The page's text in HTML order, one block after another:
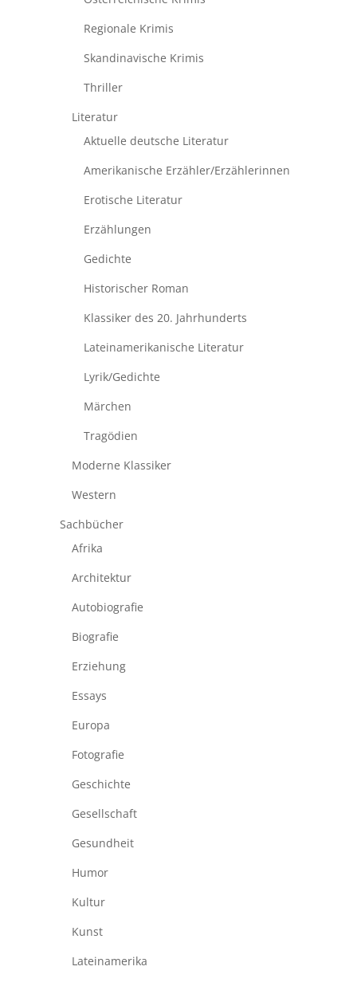
Regionale Krimis
Skandinavische Krimis
Thriller
Literatur
Aktuelle deutsche Literatur
Amerikanische Erzähler/Erzählerinnen
Erotische Literatur
Erzählungen
Gedichte
Historischer Roman
Klassiker des 20. Jahrhunderts
Lateinamerikanische Literatur
Lyrik/Gedichte
Märchen
Tragödien
Moderne Klassiker
Western
Sachbücher
Afrika
Architektur
Autobiografie
Biografie
Erziehung
Essays
Europa
Fotografie
Geschichte
Gesellschaft
Gesundheit
Humor
Kultur
Kunst
Lateinamerika